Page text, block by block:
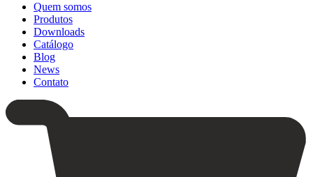
Quem somos
Produtos
Downloads
Catálogo
Blog
News
Contato